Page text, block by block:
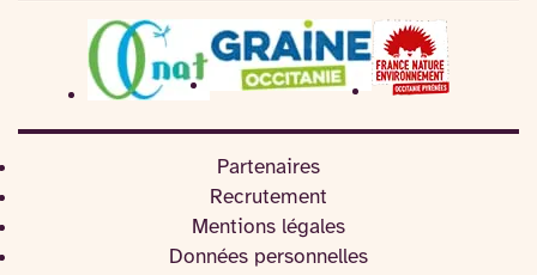
Partenaires
Recrutement
Mentions légales
Données personnelles